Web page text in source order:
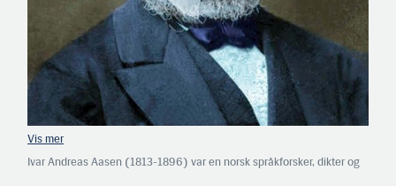
Ivar Andreas Aasen (1813-1896) var en norsk språkforsker, dikter og